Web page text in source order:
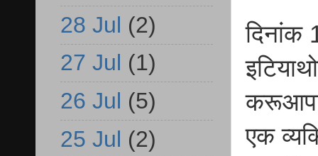
दिनांक
एक
28 Jul (2)
27 Jul (1)
26 Jul (5)
25 Jul (2)